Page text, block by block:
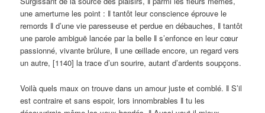
une amertume les point : ǁ tantôt leur conscience éprouve le
remords ǁ d’une vie paresseuse et perdue en débauches, ǁ tantôt
une parole ambiguë lancée par la belle ǁ s’enfonce en leur cœur
passionné, vivante brûlure, ǁ une œillade encore, un regard vers
un autre, [1140] la trace d’un sourire, autant d’ardents soupçons.
Voilà quels maux on trouve dans un amour juste et comblé. ǁ S’il
est contraire et sans espoir, lors innombrables ǁ tu les